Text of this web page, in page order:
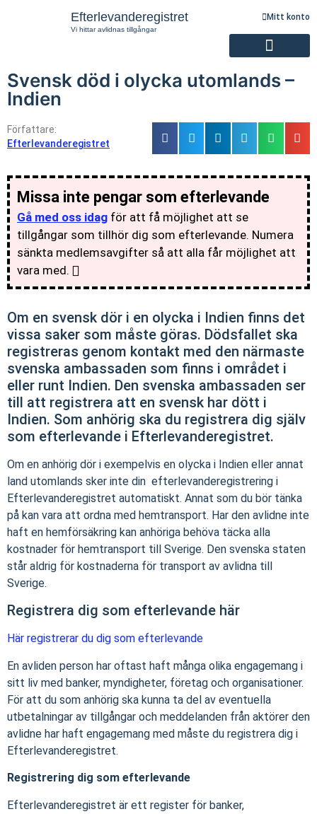
Efterlevanderegistret
Vi hittar avlidnas tillgångar
Mitt konto
Svensk död i olycka utomlands –
Indien
Författare:
Efterlevanderegistret
Missa inte pengar som efterlevande
Gå med oss idag för att få möjlighet att se
tillgångar som tillhör dig som efterlevande. Numera
sänkta medlemsavgifter så att alla får möjlighet att
vara med.
Om en svensk dör i en olycka i Indien finns det
vissa saker som måste göras. Dödsfallet ska
registreras genom kontakt med den närmaste
svenska ambassaden som finns i området i
eller runt Indien. Den svenska ambassaden ser
till att registrera att en svensk har dött i
Indien. Som anhörig ska du registrera dig själv
som efterlevande i Efterlevanderegistret.
Om en anhörig dör i exempelvis en olycka i Indien eller annat
land utomlands sker inte din efterlevanderegistrering i
Efterlevanderegistret automatiskt. Annat som du bör tänka
på kan vara att ordna med hemtransport. Har den avlidne inte
haft en hemförsäkring kan anhöriga behöva täcka alla
kostnader för hemtransport till Sverige. Den svenska staten
står aldrig för kostnaderna för transport av avlidna till
Sverige.
Registrera dig som efterlevande här
Här registrerar du dig som efterlevande
En avliden person har oftast haft många olika engagemang i
sitt liv med banker, myndigheter, företag och organisationer.
För att du som anhörig ska kunna ta del av eventuella
utbetalningar av tillgångar och meddelanden från aktörer den
avlidne har haft engagemang med måste du registrera dig i
Efterlevanderegistret.
Registrering dig som efterlevande
Efterlevanderegistret är ett register för banker,